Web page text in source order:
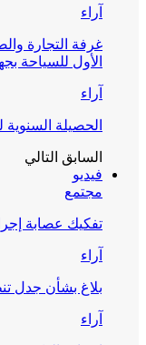
آراء
غرفة التجارة
الأول للسياحة
آراء
الحصيلة السنوية
السابق التالي
فيديو
مجتمع
تفكيك عصابة
آراء
بلاغ بشأن جدل
آراء